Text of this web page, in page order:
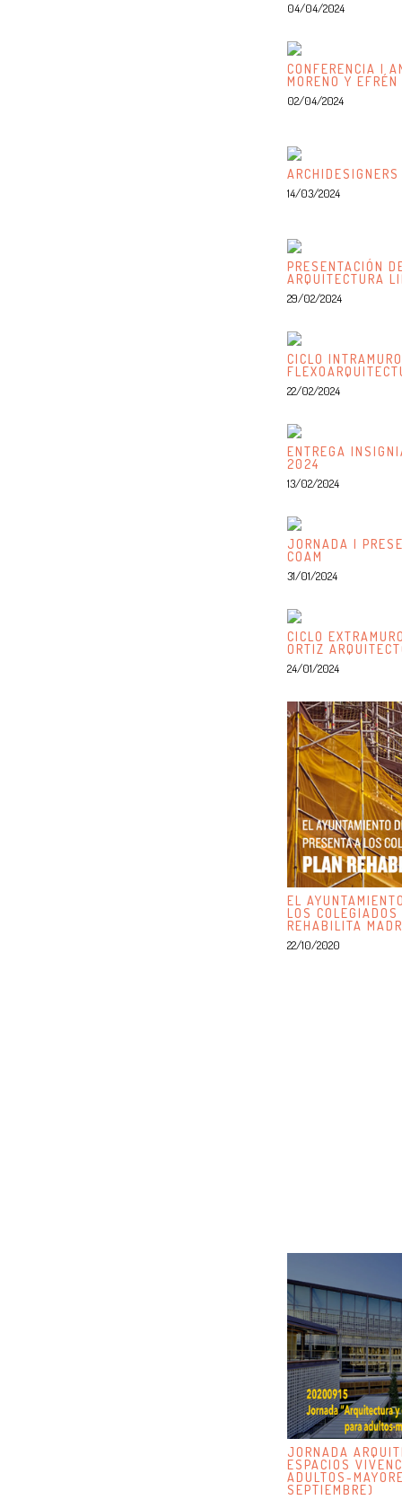
04/04/2024
CONFERENCIA |
MORENO Y
02/04/2024
ARCHIDESIGNERS
14/03/2024
PRESENTACIÓN
ARQUITECTURA
29/02/2024
CICLO
22/02/2024
ENTREGA
2024
13/02/2024
JORNADA |
COAM
31/01/2024
CICLO
ORTIZ
24/01/2024
EL
LOS
REHABILITA
22/10/2020
JORNADA
ESPACIOS
ADULTOS-
SEPTIEMBRE)